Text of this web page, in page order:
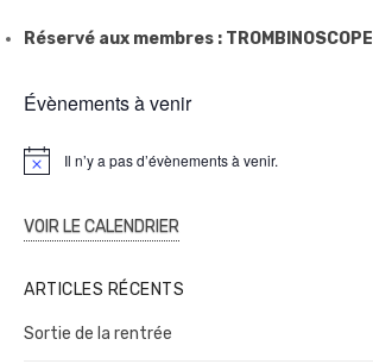
Réservé aux membres : TROMBINOSCOPE
Évènements à venir
N
i
c
Il n’y a pas d’évènements à venir.
VOIR LE CALENDRIER
ARTICLES RÉCENTS
Sortie de la rentrée